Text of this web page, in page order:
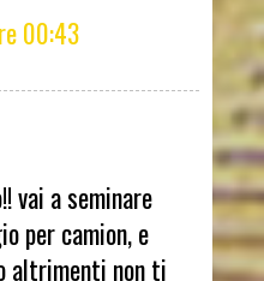
00:43
vai a seminare
per camion, e
altrimenti non ti